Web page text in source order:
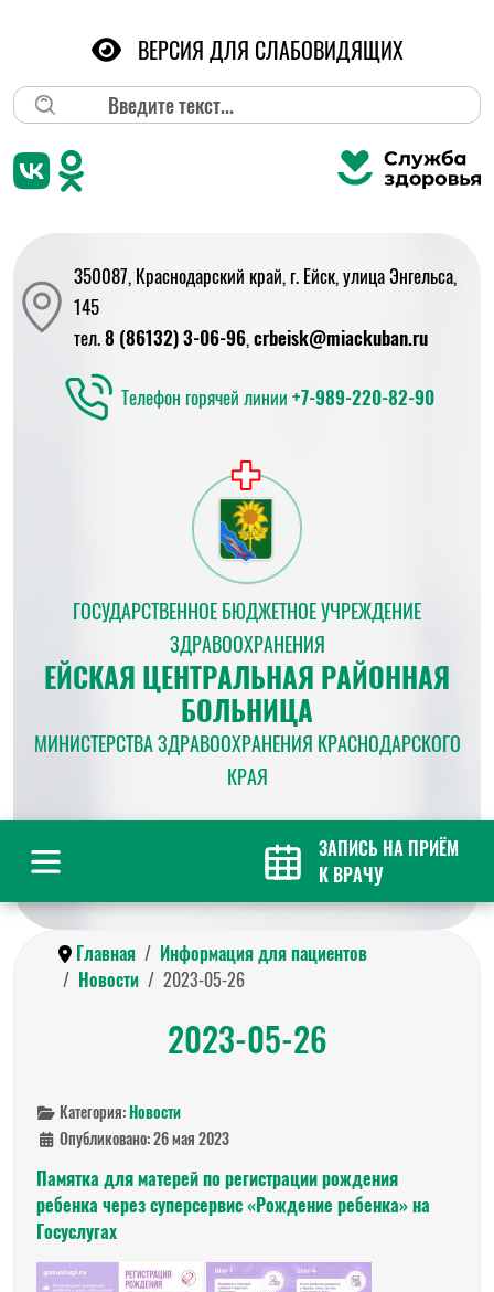
Поиск
ВЕРСИЯ ДЛЯ СЛАБОВИДЯЩИХ
350087, Краснодарский край, г. Ейск, улица Энгельса,
145
тел.8 (86132) 3-06-96,crbeisk@miackuban.ru
Телефон горячей линии +7-989-220-82-90
ГОСУДАРСТВЕННОЕ БЮДЖЕТНОЕ УЧРЕЖДЕНИЕ
ЗДРАВООХРАНЕНИЯ
ЕЙСКАЯ ЦЕНТРАЛЬНАЯ РАЙОННАЯ
БОЛЬНИЦА
МИНИСТЕРСТВА ЗДРАВООХРАНЕНИЯ КРАСНОДАРСКОГО
КРАЯ
ЗАПИСЬ НА ПРИЁМ
К ВРАЧУ
Главная
Информация для пациентов
Новости
2023-05-26
2023-05-26
Категория:Новости
Опубликовано: 26 мая 2023
Памятка для матерей по регистрации рождения
ребенка через суперсервис «Рождение ребенка» на
Госуслугах